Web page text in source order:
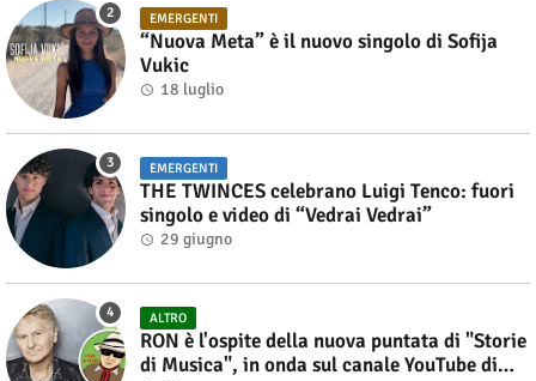
EMERGENTI
“Nuova Meta” è il nuovo singolo di Sofija
Vukic
18 luglio
EMERGENTI
THE TWINCES celebrano Luigi Tenco: fuori
singolo e video di “Vedrai Vedrai”
29 giugno
ALTRO
RON è l'ospite della nuova puntata di "Storie
di Musica", in onda sul canale YouTube di